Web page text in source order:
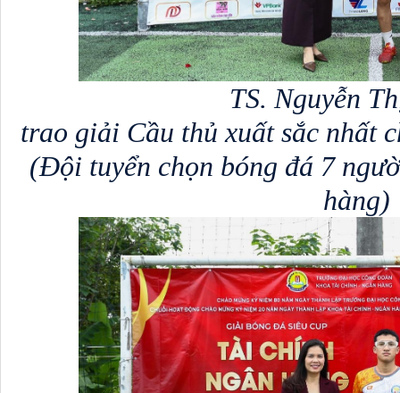
TS. Nguyễn
trao giải Cầu thủ xuất sắc nhất
(Đội tuyển chọn bóng đá 7
hàng)